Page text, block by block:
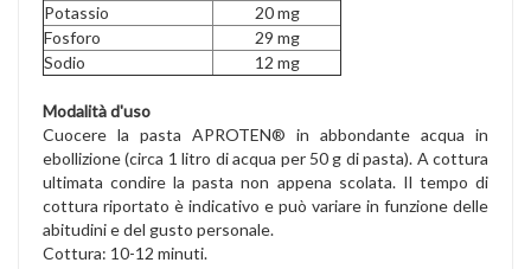
Potassio
20 mg
Fosforo
29 mg
Sodio
12 mg
Modalità d'uso
Cuocere la pasta APROTEN® in abbondante acqua in
ebollizione (circa 1 litro di acqua per 50 g di pasta). A cottura
ultimata condire la pasta non appena scolata. Il tempo di
cottura riportato è indicativo e può variare in funzione delle
abitudini e del gusto personale.
Cottura: 10-12 minuti.